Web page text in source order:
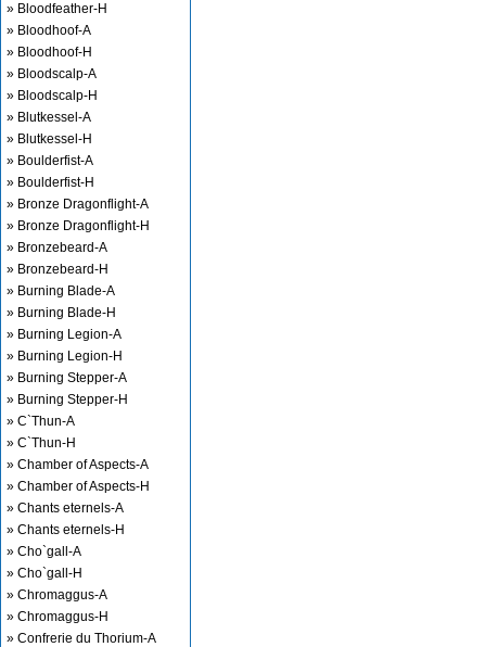
» Bloodfeather-H
» Bloodhoof-A
» Bloodhoof-H
» Bloodscalp-A
» Bloodscalp-H
» Blutkessel-A
» Blutkessel-H
» Boulderfist-A
» Boulderfist-H
» Bronze Dragonflight-A
» Bronze Dragonflight-H
» Bronzebeard-A
» Bronzebeard-H
» Burning Blade-A
» Burning Blade-H
» Burning Legion-A
» Burning Legion-H
» Burning Stepper-A
» Burning Stepper-H
» C`Thun-A
» C`Thun-H
» Chamber of Aspects-A
» Chamber of Aspects-H
» Chants eternels-A
» Chants eternels-H
» Cho`gall-A
» Cho`gall-H
» Chromaggus-A
» Chromaggus-H
» Confrerie du Thorium-A